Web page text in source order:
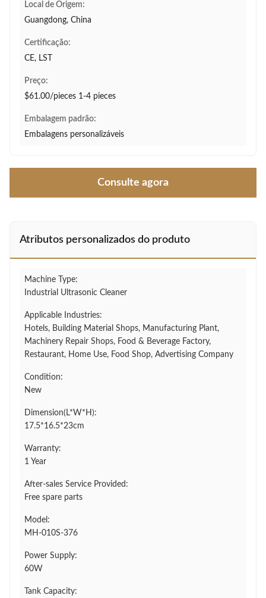
Local de Origem:
Guangdong, China
Certificação:
CE, LST
Preço:
$61.00/pieces 1-4 pieces
Embalagem padrão:
Embalagens personalizáveis
Consulte agora
Atributos personalizados do produto
Machine Type:
Industrial Ultrasonic Cleaner
Applicable Industries:
Hotels, Building Material Shops, Manufacturing Plant,
Machinery Repair Shops, Food & Beverage Factory,
Restaurant, Home Use, Food Shop, Advertising Company
Condition:
New
Dimension(L*W*H):
17.5*16.5*23cm
Warranty:
1 Year
After-sales Service Provided:
Free spare parts
Model:
MH-010S-376
Power Supply:
60W
Tank Capacity: